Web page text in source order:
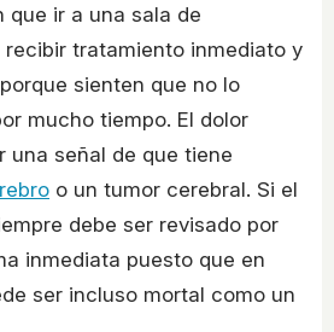
que ir a una sala de
recibir tratamiento inmediato y
sienten que no lo
mucho tiempo. El dolor
una señal de que tiene
o un tumor cerebral. Si el
debe ser revisado por
inmediata puesto que en
ser incluso mortal como un